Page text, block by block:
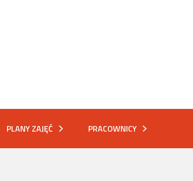
PLANY ZAJĘĆ PRACOWNICY